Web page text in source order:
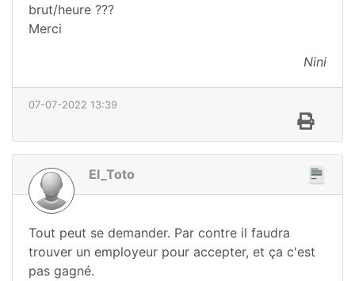
brut/heure ???
Merci
Nini
07-07-2022 13:39
El_Toto
Tout peut se demander. Par contre il faudra
trouver un employeur pour accepter, et ça c'est
pas gagné.